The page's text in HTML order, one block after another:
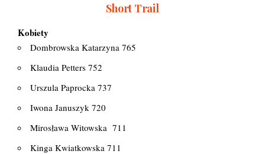
Short Trail
Kobiety
Dombrowska Katarzyna 765
Klaudia Petters 752
Urszula Paprocka 737
Iwona Januszyk 720
Mirosława Witowska 711
Kinga Kwiatkowska 711